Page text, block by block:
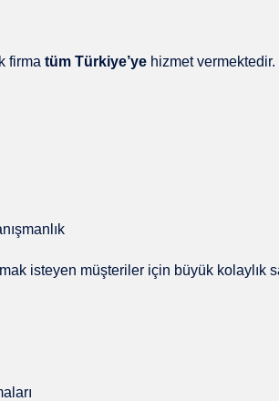
firma tüm Türkiye’ye hizmet vermektedir.
isteyen müşteriler için büyük kolaylık